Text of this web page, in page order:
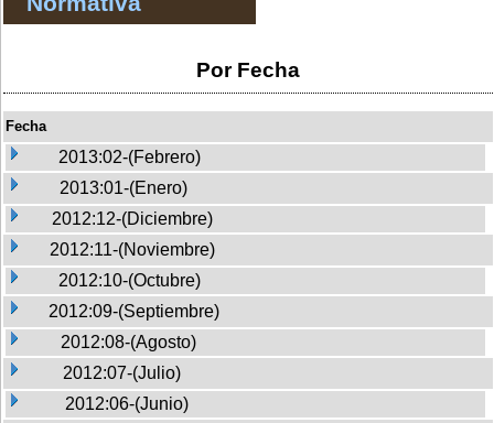
Por Fecha
Fecha
2013:02-(Febrero)
2013:01-(Enero)
2012:12-(Diciembre)
2012:11-(Noviembre)
2012:10-(Octubre)
2012:09-(Septiembre)
2012:08-(Agosto)
2012:07-(Julio)
2012:06-(Junio)